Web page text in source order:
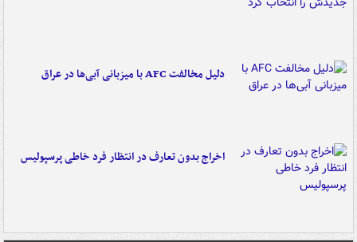
دلیل مخالفت AFC با میزبانی آبی‌ها در عراق
اخراج بدون تعارف در انتظار فرد خاطی پرسپولیس